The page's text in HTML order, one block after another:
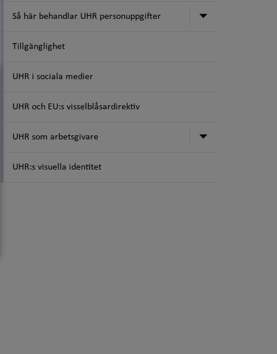
Så här behandlar UHR personuppgifter Undermeny
Tillgänglighet
UHR i sociala medier
UHR och EU:s visselblåsardirektiv
UHR som arbetsgivare Undermeny
UHR:s visuella identitet